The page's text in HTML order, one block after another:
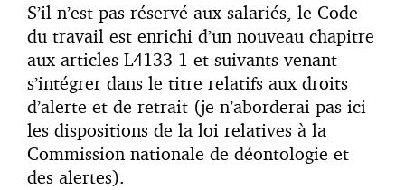
S’il n’est pas réservé aux salariés, le Code
du travail est enrichi d’un nouveau chapitre
aux articles L4133-1 et suivants venant
s’intégrer dans le titre relatifs aux droits
d’alerte et de retrait (je n’aborderai pas ici
les dispositions de la loi relatives à la
Commission nationale de déontologie et
des alertes).